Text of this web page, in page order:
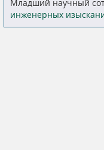
Младший научный
инженерных